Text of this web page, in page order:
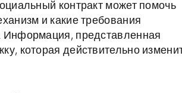
контракт может помочь
и какие требования
Информация, представленная
которая действительно